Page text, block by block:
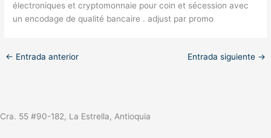
électroniques et cryptomonnaie pour coin et sécession avec
un encodage de qualité bancaire . adjust par promo
← Entrada anterior Entrada siguiente →
Cra. 55 #90-182, La Estrella, Antioquia